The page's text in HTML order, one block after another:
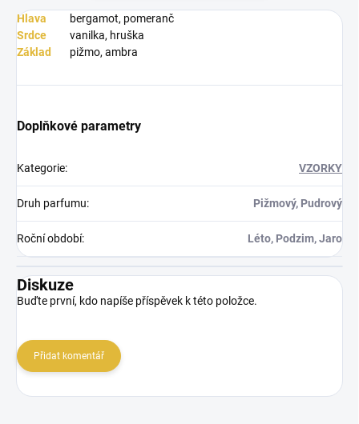
Hlava
bergamot, pomeranč
Srdce
vanilka, hruška
Základ
pižmo, ambra
Doplňkové parametry
Kategorie: VZORKY
Druh parfumu: Pižmový, Pudrový
Roční období: Léto, Podzim, Jaro
Diskuze
Buďte první, kdo napíše příspěvek k této položce.
Přidat komentář